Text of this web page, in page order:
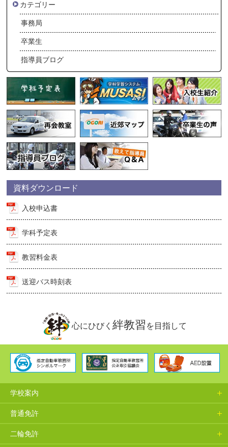
カテゴリー
事務局
卒業生
指導員ブログ
資料ダウンロード
入校申込書
学科予定表
教習料金表
送迎バス時刻表
心にひびく 絆教習 を目指して
学校案内
普通免許
二輪免許